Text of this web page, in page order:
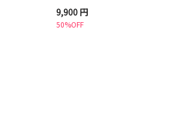
9,900 円
50%OFF